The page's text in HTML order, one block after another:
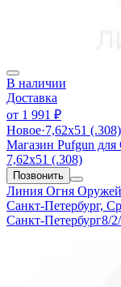
В наличии
Доставка
от 1 991 ₽
Новое·7,62х51 (.308)
Магазин Pufgun
7,62х51 (.308)
Позвонить
Линия Огня
Санкт-Петербург,
Санкт-Петербург8/